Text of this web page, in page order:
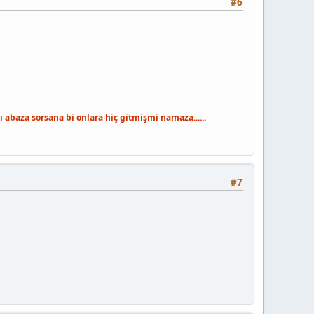
abaza sorsana bi onlara hiç gitmişmi namaza......
#7